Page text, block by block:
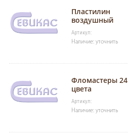
Пластилин
воздушный
Артикул:
Наличие: уточнить
Фломастеры 24
цвета
Артикул:
Наличие: уточнить